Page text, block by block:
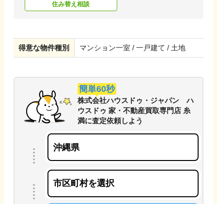
住み替え相談
得意な物件種別 マンション一室 / 一戸建て / 土地
簡単60秒
株式会社ハウスドゥ・ジャパン ハ
ウスドゥ 家・不動産買取専門店 糸
満に査定依頼しよう